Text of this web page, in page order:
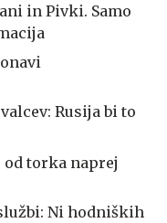
in Pivki. Samo
Rusija bi to
od torka naprej
Ni hodniških